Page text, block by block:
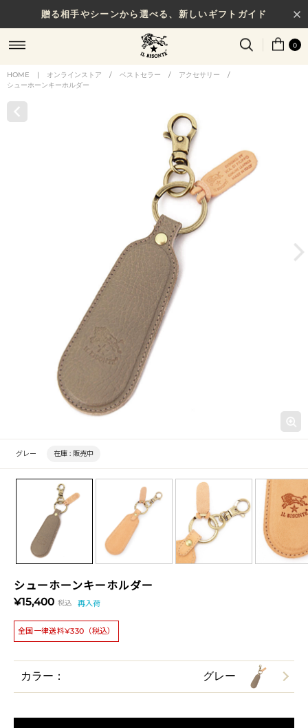
贈る相手やシーンから選べる、新しいギフトガイド
0
HOME | オンラインストア / ベストセラー / アクセサリー
/
シューホーンキーホルダー
シューホーンキーホルダー
¥15,400 税込 再入荷
全国一律送料¥330（税込）
グレー 在庫 : 販売中
カラー： グレー